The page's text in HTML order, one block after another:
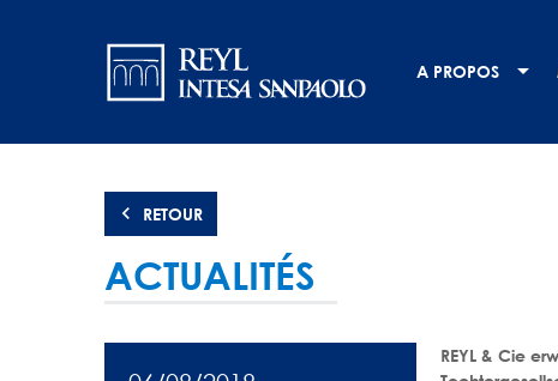
principale
A PROPOS
RETOUR
ACTUALITÉS
REYL & Cie